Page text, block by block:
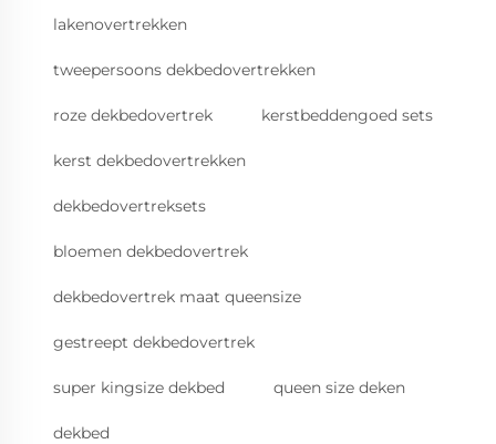
lakenovertrekken
tweepersoons dekbedovertrekken
roze dekbedovertrek kerstbeddengoed sets
kerst dekbedovertrekken
dekbedovertreksets
bloemen dekbedovertrek
dekbedovertrek maat queensize
gestreept dekbedovertrek
super kingsize dekbed queen size deken
dekbed